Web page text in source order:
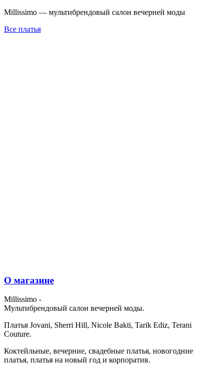
Millissimo — мультибрендовый салон вечерней моды
Все платья
О магазине
Millissimo -
Мультибрендовый салон вечерней моды.
Платья Jovani, Sherri Hill, Nicole Bakti, Tarik Ediz, Terani
Couture.
Коктейльные, вечерние, свадебные платья, новогодние
платья, платья на новый год и корпоратив.